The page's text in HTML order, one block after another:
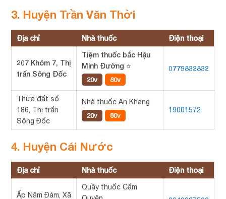
3. Huyện Trần Văn Thời
Địa chỉ Nhà thuốc Điện thoại
207 Khóm 7, Thị
trấn Sông Đốc
Tiệm thuốc bắc Hậu
Minh Đường ⭐
20v 80v
0779832832
Thửa đất số
186, Thị trấn
Sông Đốc
Nhà thuốc An Khang
20v 80v
19001572
4. Huyện Cái Nước
Địa chỉ Nhà thuốc Điện thoại
Ấp Năm Đảm, Xã
Quầy thuốc Cẩm